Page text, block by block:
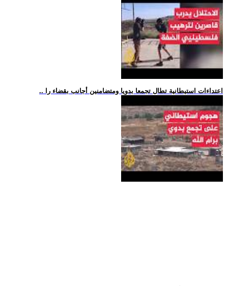
.. اعتداءات استيطانية تطال تجمعا بدويا ومتضامنين أجانب بقضاء را